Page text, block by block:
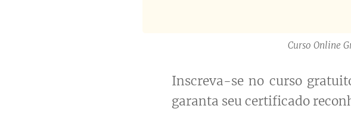
Curso Online
Inscreva-se no curso
garanta seu certificado